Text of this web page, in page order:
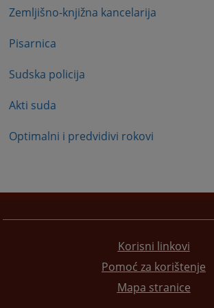
Zemljišno-knjižna kancelarija
Pisarnica
Sudska policija
Akti suda
Optimalni i predvidivi rokovi
Korisni linkovi
Pomoć za korištenje
Mapa stranice